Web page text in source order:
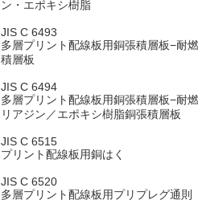
ン・エポキシ樹脂
JIS C 6493
多層プリント配線板用銅張積層板−耐
積層板
JIS C 6494
多層プリント配線板用銅張積層板−耐
リアジン／エポキシ樹脂銅張積層板
JIS C 6515
プリント配線板用銅はく
JIS C 6520
多層プリント配線板用プリプレグ通則